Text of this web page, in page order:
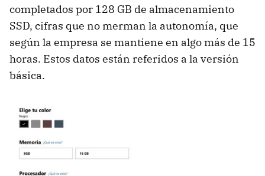
completados por 128 GB de almacenamiento
SSD, cifras que no merman la autonomía, que
según la empresa se mantiene en algo más de 15
horas. Estos datos están referidos a la versión
básica.